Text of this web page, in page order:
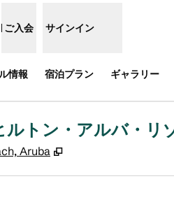
ご入会 サインイン
情報 宿泊プラン ギャラリー
トン・アルバ・リ
Aruba ,